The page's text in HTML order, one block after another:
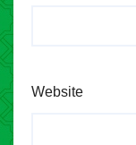
Website